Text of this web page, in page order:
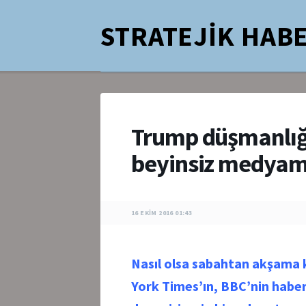
STRATEJİK
Trump
beyinsiz
16 EKIM 2016 01:43
Nasıl olsa sabahtan akşama
York Times’ın, BBC’nin